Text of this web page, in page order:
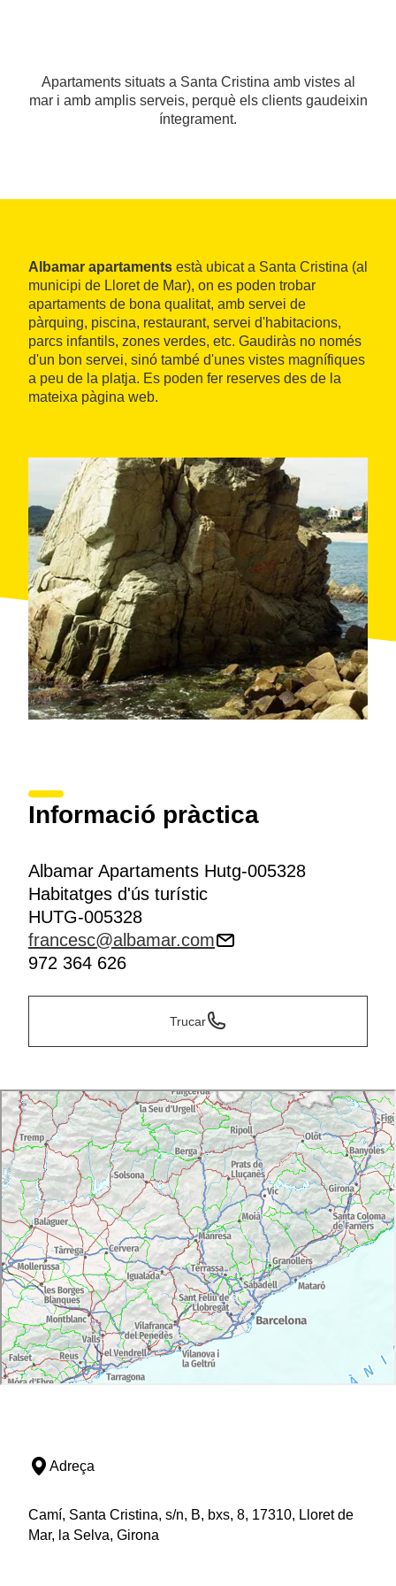
Apartaments situats a Santa Cristina amb vistes al
mar i amb amplis serveis, perquè els clients gaudeixin
íntegrament.
Albamar apartaments està ubicat a Santa Cristina (al
municipi de Lloret de Mar), on es poden trobar
apartaments de bona qualitat, amb servei de
pàrquing, piscina, restaurant, servei d'habitacions,
parcs infantils, zones verdes, etc. Gaudiràs no només
d'un bon servei, sinó també d'unes vistes magnífiques
a peu de la platja. Es poden fer reserves des de la
mateixa pàgina web.
Informació pràctica
Albamar Apartaments Hutg-005328
Habitatges d'ús turístic
HUTG-005328
francesc@albamar.com
972 364 626
Trucar
Adreça
Camí, Santa Cristina, s/n, B, bxs, 8, 17310, Lloret de
Mar, la Selva, Girona